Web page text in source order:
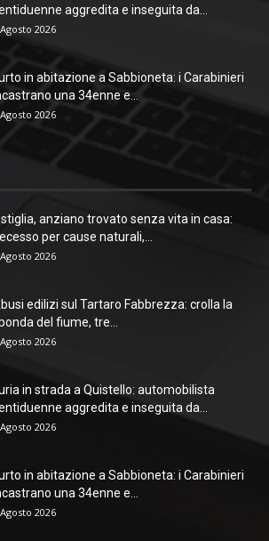
aggredita e inseguita da...
2026
in abitazione a Sabbioneta: i Carabinieri
una 34enne e...
2026
anziano trovato senza vita in casa:
per cause naturali,...
2026
edilizi sul Tartaro Fabbrezza: crolla la
del fiume, tre...
2026
in strada a Quistello: automobilista
aggredita e inseguita da...
2026
in abitazione a Sabbioneta: i Carabinieri
una 34enne e...
2026